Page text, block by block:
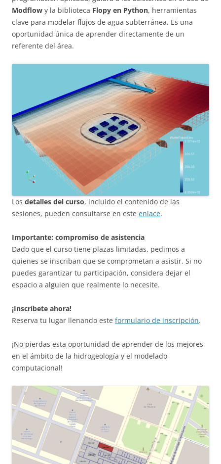
Modflow y la biblioteca Flopy en Python, herramientas
clave para modelar flujos de agua subterránea. Es una
oportunidad única de aprender directamente de un
referente del área.
Los detalles del curso, incluido el contenido de las
sesiones, pueden consultarse en este enlace.
Importante: compromiso de asistencia
Dado que el curso tiene plazas limitadas, pedimos a
quienes se inscriban que se comprometan a asistir. Si no
puedes garantizar tu participación, considera dejar el
espacio a alguien que realmente lo necesite.
¡Inscríbete ahora!
Reserva tu lugar llenando este formulario de inscripción.
¡No pierdas esta oportunidad de aprender de los mejores
en el ámbito de la hidrogeología y el modelado
computacional!